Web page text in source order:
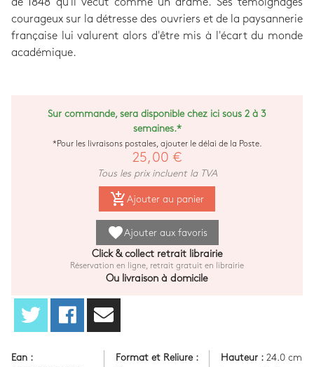
de 1848 qu'il vécut comme un drame. Ses témoignages
courageux sur la détresse des ouvriers et de la paysannerie
française lui valurent alors d'être mis à l'écart du monde
académique.
Sur commande, sera disponible chez ici sous 2 à 3
semaines.*
*Pour les livraisons postales, ajouter le délai de la Poste.
25,00 €
Tous les prix incluent la TVA
add_shopping_cart Ajouter au panier
favoriteAjouter aux favoris
Click & collect retrait librairie
Réservation en ligne, retrait gratuit en librairie
Ou livraison à domicile
Ean :
Format et Reliure :
Hauteur :24.0 cm